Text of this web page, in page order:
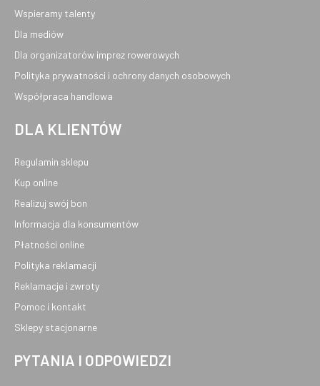
Wspieramy talenty
Dla mediów
Dla organizatorów imprez rowerowych
Polityka prywatności i ochrony danych osobowych
Współpraca handlowa
DLA KLIENTÓW
Regulamin sklepu
Kup online
Realizuj swój bon
Informacja dla konsumentów
Płatności online
Polityka reklamacji
Reklamacje i zwroty
Pomoc i kontakt
Sklepy stacjonarne
PYTANIA I ODPOWIEDZI